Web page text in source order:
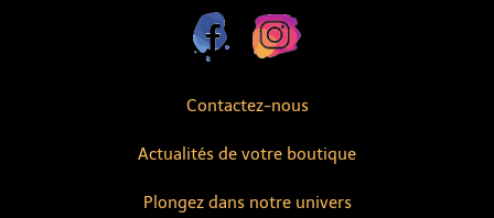
Contactez-nous
Actualités de votre boutique
Plongez dans notre univers